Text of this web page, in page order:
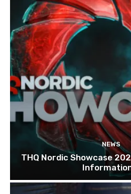
NEWS
THQ Nordic Showcase